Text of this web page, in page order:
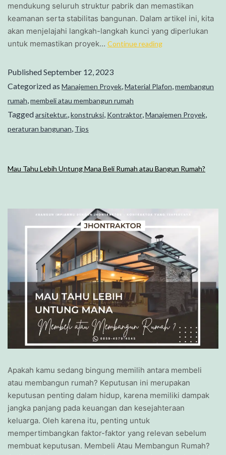
mendukung seluruh struktur pabrik dan memastikan
keamanan serta stabilitas bangunan. Dalam artikel ini, kita
akan menjelajahi langkah-langkah kunci yang diperlukan
untuk memastikan proyek… Continue reading
PublishedSeptember 12, 2023
Categorized as Manajemen Proyek Material Plafon membangun
rumah membeli atau membangun rumah
Taggedarsitektur. konstruksi Kontraktor Manajemen Proyek
peraturan bangunan Tips
Mau Tahu Lebih Untung Mana Beli Rumah atau Bangun Rumah?
Apakah kamu sedang bingung memilih antara membeli
atau membangun rumah? Keputusan ini merupakan
keputusan penting dalam hidup, karena memiliki dampak
jangka panjang pada keuangan dan kesejahteraan
keluarga. Oleh karena itu, penting untuk
mempertimbangkan faktor-faktor yang relevan sebelum
membuat keputusan. Membeli Atau Membangun Rumah?